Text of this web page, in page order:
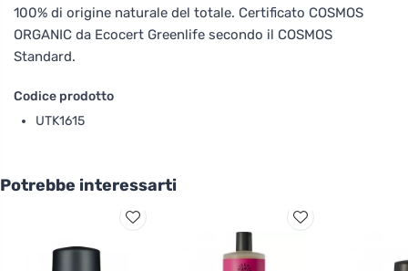
100% di origine naturale del totale. Certificato COSMOS
ORGANIC da Ecocert Greenlife secondo il COSMOS
Standard.
Codice prodotto
UTK1615
Potrebbe interessarti